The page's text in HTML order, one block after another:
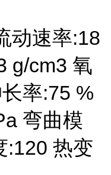
动速率:18
g/cm3 氧
率:75 %
弯曲模
:120 热变